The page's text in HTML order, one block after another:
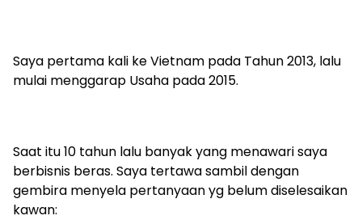
‎Saya pertama kali ke Vietnam pada Tahun 2013, lalu
mulai menggarap Usaha pada 2015.
‎Saat itu 10 tahun lalu banyak yang menawari saya
berbisnis beras. Saya tertawa sambil dengan
gembira menyela pertanyaan yg belum diselesaikan
kawan: